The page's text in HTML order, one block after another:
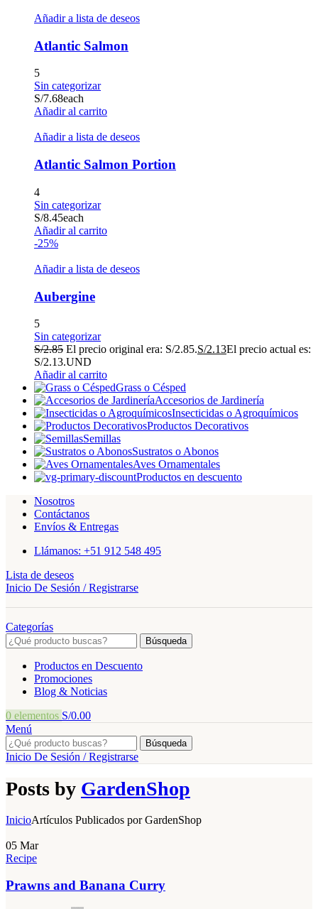
Añadir a lista de deseos
Atlantic Salmon
5
Sin categorizar
S/7.68each
Añadir al carrito
Añadir a lista de deseos
Atlantic Salmon Portion
4
Sin categorizar
S/8.45each
Añadir al carrito
-25%
Añadir a lista de deseos
Aubergine
5
Sin categorizar
S/2.85 El precio original era: S/2.85.S/2.13El precio actual es:
S/2.13.UND
Añadir al carrito
Grass o Césped
Accesorios de Jardinería
Insecticidas o Agroquímicos
Productos Decorativos
Semillas
Sustratos o Abonos
Aves Ornamentales
Productos en descuento
Nosotros
Contáctanos
Envíos & Entregas
Llámanos: +51 912 548 495
Lista de deseos
Inicio De Sesión / Registrarse
Categorías
Búsqueda
Productos en Descuento
Promociones
Blog & Noticias
0 elementos S/0.00
Menú
Búsqueda
Inicio De Sesión / Registrarse
Posts by GardenShop
InicioArtículos Publicados por GardenShop
05 Mar
Recipe
Prawns and Banana Curry